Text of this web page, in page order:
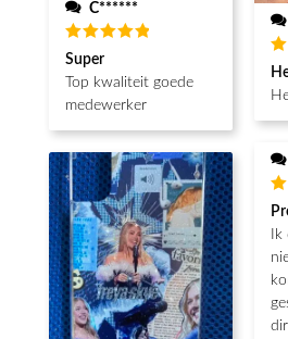
C******
Waardering
5 uit 5
Super
Top kwaliteit goede
medewerker
5
5